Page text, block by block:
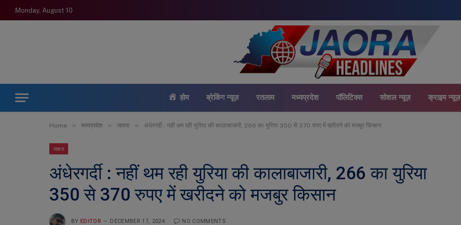
Monday, August 10
होम ब्रेकिंग न्यूज़ रतलाम मध्यप्रदेश पॉलिटिक्स सोशल न्यूज़ क्राइम न्यूज़
Home » मध्यप्रदेश » जावरा » अंधेरगर्दी : नहीं थम रही युरिया की कालाबाजारी, 266 का युरिया 350 से 370 रुपए में खरीदने को मजबुर किसान
जावरा
अंधेरगर्दी : नहीं थम रही युरिया की कालाबाजारी, 266 का युरिया
350 से 370 रुपए में खरीदने को मजबुर किसान
BY EDITOR DECEMBER 17, 2024 NO COMMENTS